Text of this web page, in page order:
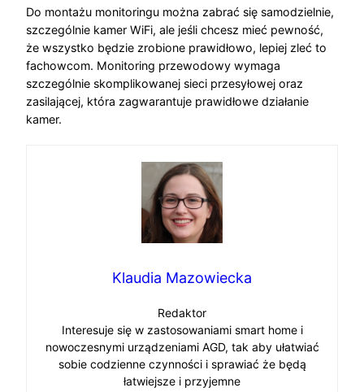
Do montażu monitoringu można zabrać się samodzielnie,
szczególnie kamer WiFi, ale jeśli chcesz mieć pewność,
że wszystko będzie zrobione prawidłowo, lepiej zleć to
fachowcom. Monitoring przewodowy wymaga
szczególnie skomplikowanej sieci przesyłowej oraz
zasilającej, która zagwarantuje prawidłowe działanie
kamer.
Klaudia Mazowiecka
Redaktor
Interesuje się w zastosowaniami smart home i
nowoczesnymi urządzeniami AGD, tak aby ułatwiać
sobie codzienne czynności i sprawiać że będą
łatwiejsze i przyjemne